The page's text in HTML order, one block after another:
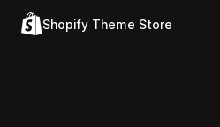
Shopify Theme Store